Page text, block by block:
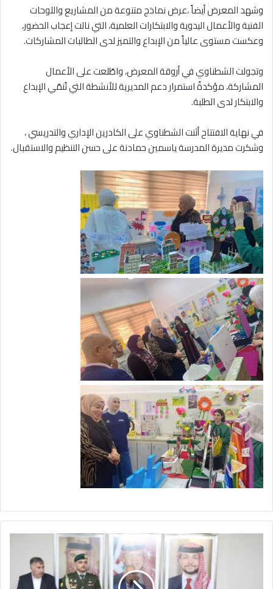
وشهد المعرض أيضاً ،عرض نماذج متنوعة من المشاريع واللوحات
الفنية والأعمال اليدوية والابتكارات العلمية، التي نالت إعجاب الحضور،
وعكست مستوى عالياً من الإبداع والتميز لدى الطالبات المشاركات.
وتجولت الشطناوي في أروقة المعرض، واطّلعت على الأعمال
المشاركة، مؤكدةً استمرار دعم المديرية للأنشطة التي تُنمّي الإبداع
والابتكار لدى الطلبة.
في نهاية الافتتاح أثنت الشطناوي على الكادرين الإداري والتدريسي ،
وشكرت مديرة المدرسة ياسمين حمادنة على حسن التنظيم والاستقبال.